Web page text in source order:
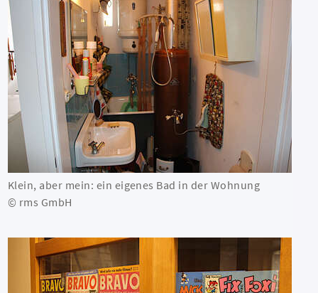
Klein, aber mein: ein eigenes Bad in der Wohnung
© rms GmbH